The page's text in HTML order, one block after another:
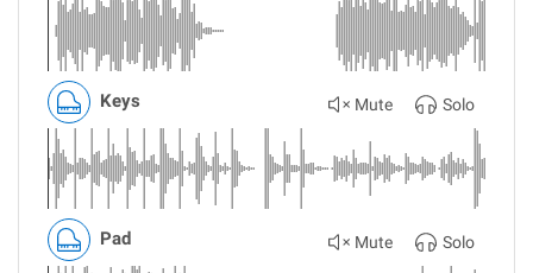
Keys Mute Solo
Pad Mute Solo